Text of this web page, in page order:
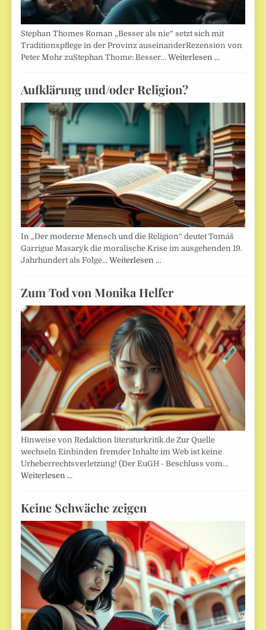
Stephan Thomes Roman „Besser als nie“ setzt sich mit
Traditionspflege in der Provinz auseinanderRezension von
Peter Mohr zuStephan Thome: Besser…Weiterlesen …
Aufklärung und/oder Religion?
In „Der moderne Mensch und die Religion“ deutet Tomáš
Garrigue Masaryk die moralische Krise im ausgehenden 19.
Jahrhundert als Folge…Weiterlesen …
Zum Tod von Monika Helfer
Hinweise von Redaktion literaturkritik.de Zur Quelle
wechseln Einbinden fremder Inhalte im Web ist keine
Urheberrechtsverletzung! (Der EuGH - Beschluss vom…
Weiterlesen …
Keine Schwäche zeigen